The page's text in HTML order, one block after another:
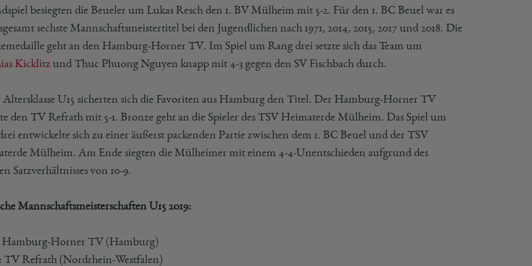
besiegten die Beueler um Lukas Resch den 1. BV Mülheim mit 5-2. Für den 1. BC Beuel war es
sechste Mannschaftsmeistertitel bei den Jugendlichen nach 1971, 2014, 2015, 2017 und 2018. Die
geht an den Hamburg-Horner TV. Im Spiel um Rang drei setzte sich das Team um
Kicklitz und Thuc Phuong Nguyen knapp mit 4-3 gegen den SV Fischbach durch.
U15 sicherten sich die Favoriten aus Hamburg den Titel. Der Hamburg-Horner TV
den TV Refrath mit 5-1. Bronze geht an die Spieler des TSV Heimaterde Mülheim. Das Spiel um
entwickelte sich zu einer äußerst packenden Partie zwischen dem 1. BC Beuel und der TSV
Mülheim. Am Ende siegten die Mülheimer mit einem 4-4-Unentschieden aufgrund des
Satzverhältnisses von 10-9.
Mannschaftsmeisterschaften U15 2019:
Horner TV (Hamburg)
TV Refrath (Nordrhein-Westfalen)